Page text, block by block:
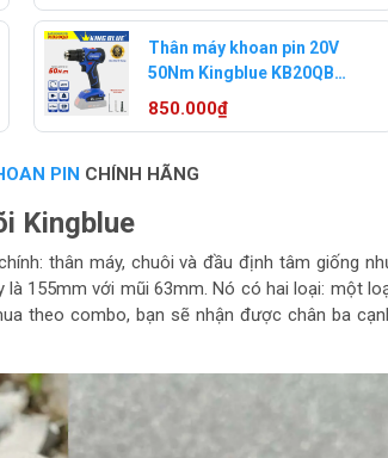
Thân máy khoan pin 20V
50Nm Kingblue KB20QB
(Chân pin Bosch)
850.000₫
PIN CHÍNH HÃNG
Kingblue
thân máy, chuôi và đầu định tâm giống
là 155mm với mũi 63mm. Nó có hai loại: một
theo combo, bạn sẽ nhận được chân ba